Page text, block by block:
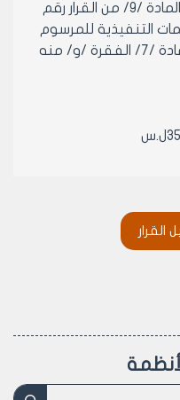
المنصوص عنها في البند /2/ من المادة /9/ من القرار رقم
التعليمات التنفيذية للمرسوم
التشريعي رقم /40/ لعام 2012 المادة /7/ الفقرة /و/ منه
الرخص العمرانية- شعبة
لمجلس مدينة
حلاق
القرار